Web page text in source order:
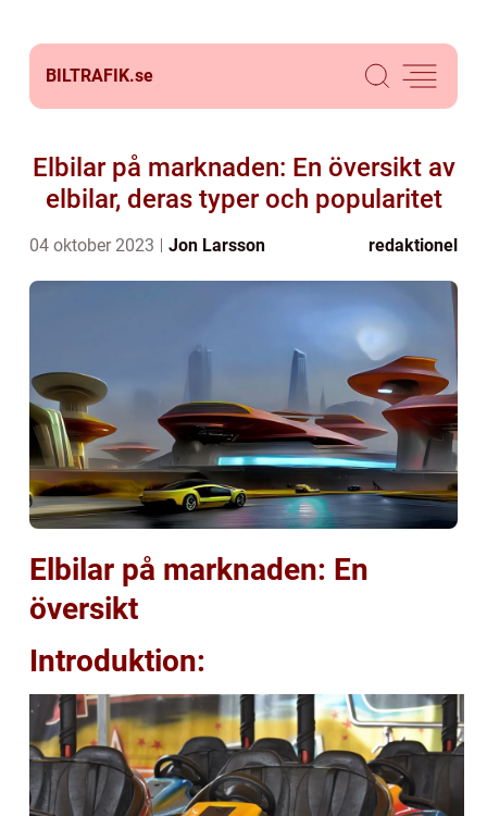
BILTRAFIK.se
Elbilar på marknaden: En översikt av
elbilar, deras typer och popularitet
04 oktober 2023 Jon Larsson redaktionel
Elbilar på marknaden: En
översikt
Introduktion: